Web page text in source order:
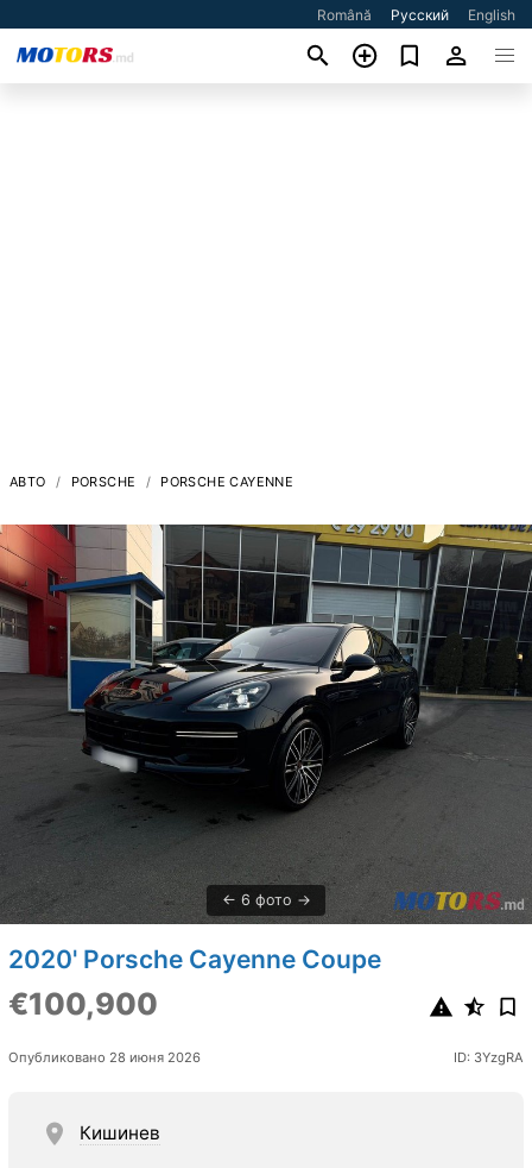
Română Русский English
АВТО PORSCHE PORSCHE CAYENNE
6 фото
2020' Porsche Cayenne Coupe
€100,900
Опубликовано 28 июня 2026 ID: 3YzgRA
Кишинев